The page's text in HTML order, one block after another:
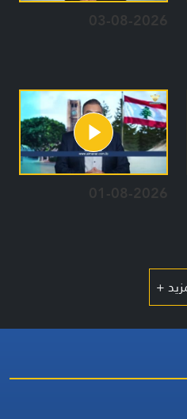
03-08-2026
01-08-2026
+